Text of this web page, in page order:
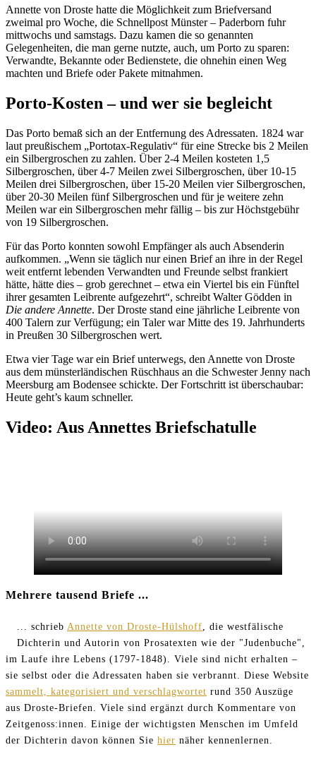
Annette von Droste hatte die Möglichkeit zum Briefversand
zweimal pro Woche, die Schnellpost Münster – Paderborn fuhr
mittwochs und samstags. Dazu kamen die so genannten
Gelegenheiten, die man gerne nutzte, auch, um Porto zu sparen:
Verwandte, Bekannte oder Bedienstete, die ohnehin einen Weg
machten und Briefe oder Pakete mitnahmen.
Porto-Kosten – und wer sie begleicht
Das Porto bemaß sich an der Entfernung des Adressaten. 1824 war
laut preußischem „Portotax-Regulativ“ für eine Strecke bis 2 Meilen
ein Silbergroschen zu zahlen. Über 2-4 Meilen kosteten 1,5
Silbergroschen, über 4-7 Meilen zwei Silbergroschen, über 10-15
Meilen drei Silbergroschen, über 15-20 Meilen vier Silbergroschen,
über 20-30 Meilen fünf Silbergroschen und für je weitere zehn
Meilen war ein Silbergroschen mehr fällig – bis zur Höchstgebühr
von 19 Silbergroschen.
Für das Porto konnten sowohl Empfänger als auch Absenderin
aufkommen. „Wenn sie täglich nur einen Brief an ihre in der Regel
weit entfernt lebenden Verwandten und Freunde selbst frankiert
hätte, hätte dies – grob gerechnet – etwa ein Viertel bis ein Fünftel
ihrer gesamten Leibrente aufgezehrt“, schreibt Walter Gödden in
Die andere Annette. Der Droste stand eine jährliche Leibrente von
400 Talern zur Verfügung; ein Taler war Mitte des 19. Jahrhunderts
in Preußen 30 Silbergroschen wert.
Etwa vier Tage war ein Brief unterwegs, den Annette von Droste
aus dem münsterländischen Rüschhaus an die Schwester Jenny nach
Meersburg am Bodensee schickte. Der Fortschritt ist überschaubar:
Heute geht’s kaum schneller.
Video: Aus Annettes Briefschatulle
Mehrere tausend Briefe ...
... schrieb Annette von Droste-Hülshoff, die westfälische
Dichterin und Autorin von Prosatexten wie der "Judenbuche",
im Laufe ihre Lebens (1797-1848). Viele sind nicht erhalten –
sie selbst oder die Adressaten haben sie verbrannt. Diese Website
sammelt, kategorisiert und verschlagwortet rund 350 Auszüge
aus Droste-Briefen. Viele sind ergänzt durch Kommentare von
Zeitgenoss:innen. Einige der wichtigsten Menschen im Umfeld
der Dichterin davon können Sie hier näher kennenlernen.